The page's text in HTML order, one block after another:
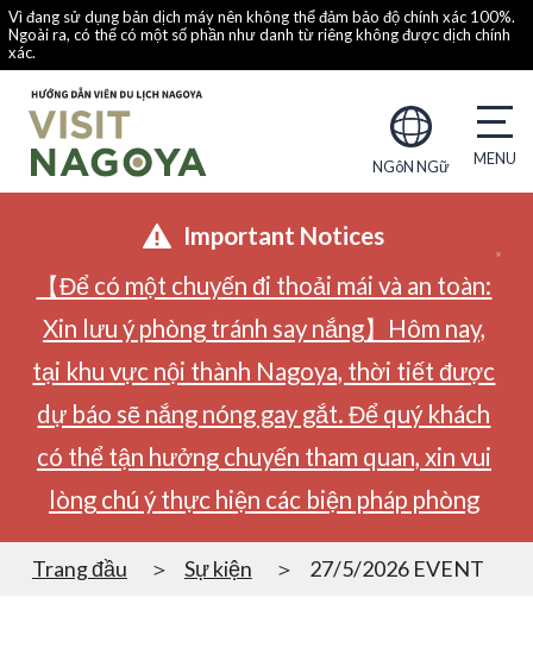
Vì đang sử dụng bản dịch máy nên không thể đảm bảo độ chính xác 100%.
Ngoài ra, có thể có một số phần như danh từ riêng không được dịch chính
xác.
NGôN NGữ
Important Notices
【Để có một chuyến đi thoải mái và an toàn:
Xin lưu ý phòng tránh say nắng】Hôm nay,
tại khu vực nội thành Nagoya, thời tiết được
dự báo sẽ nắng nóng gay gắt. Để quý khách
có thể tận hưởng chuyến tham quan, xin vui
lòng chú ý thực hiện các biện pháp phòng
Trang đầu Sự kiện 27/5/2026 EVENT